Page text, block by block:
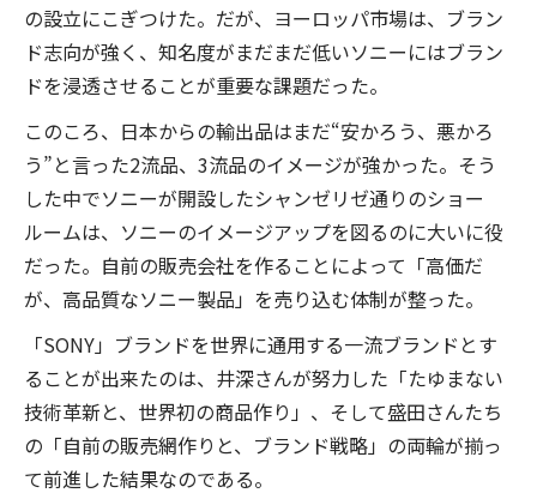
の設立にこぎつけた。だが、ヨーロッパ市場は、ブラン
ド志向が強く、知名度がまだまだ低いソニーにはブラン
ドを浸透させることが重要な課題だった。
このころ、日本からの輸出品はまだ“安かろう、悪かろ
う”と言った2流品、3流品のイメージが強かった。そう
した中でソニーが開設したシャンゼリゼ通りのショー
ルームは、ソニーのイメージアップを図るのに大いに役
だった。自前の販売会社を作ることによって「高価だ
が、高品質なソニー製品」を売り込む体制が整った。
「SONY」ブランドを世界に通用する一流ブランドとす
ることが出来たのは、井深さんが努力した「たゆまない
技術革新と、世界初の商品作り」、そして盛田さんたち
の「自前の販売網作りと、ブランド戦略」の両輪が揃っ
て前進した結果なのである。